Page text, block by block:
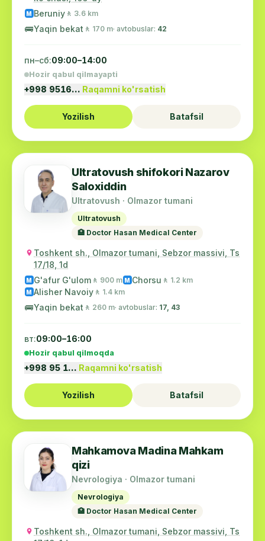
M Beruniy 🚶 3.6 km
🚌Yaqin bekat 🚶 170 m· avtobuslar: 42
пн–сб:09:00–14:00
Hozir qabul qilmayapti
+998 9516… Raqamni ko'rsatish
Yozilish Batafsil
Ultratovush shifokori Nazarov
Saloxiddin
Ultratovush · Olmazor tumani
Ultratovush
🏥 Doctor Hasan Medical Center
Toshkent sh., Olmazor tumani, Sebzor massivi, Ts
17/18, 1d
M G'afur G'ulom 🚶 900 m M Chorsu 🚶 1.2 km
M Alisher Navoiy 🚶 1.4 km
🚌Yaqin bekat 🚶 260 m· avtobuslar: 17, 43
вт:09:00–16:00
Hozir qabul qilmoqda
+998 95 1… Raqamni ko'rsatish
Yozilish Batafsil
Mahkamova Madina Mahkam
qizi
Nevrologiya · Olmazor tumani
Nevrologiya
🏥 Doctor Hasan Medical Center
Toshkent sh., Olmazor tumani, Sebzor massivi, Ts